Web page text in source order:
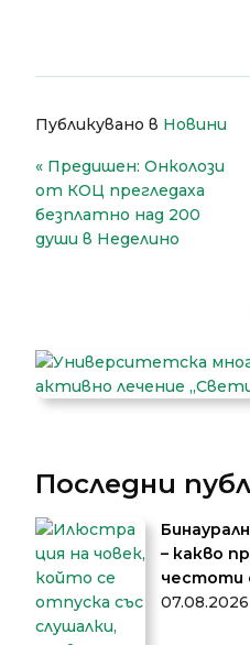
Публикувано в Новини
Навигация
Предишен: Онколози
от КОЦ прегледаха
безплатно над 200
души в Неделино
Последни
– какво
честоти
07.08.2026